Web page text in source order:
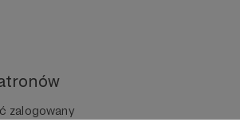
zalogowany